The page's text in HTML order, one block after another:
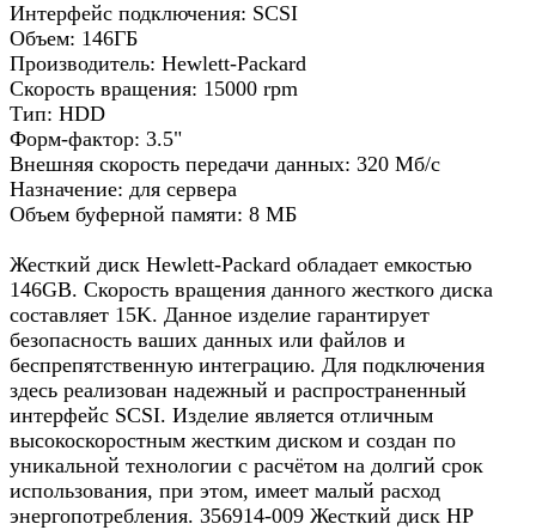
Интерфейс подключения: SCSI
Объем: 146ГБ
Производитель: Hewlett-Packard
Скорость вращения: 15000 rpm
Тип: HDD
Форм-фактор: 3.5"
Внешняя скорость передачи данных: 320 Мб/с
Назначение: для сервера
Объем буферной памяти: 8 МБ
Жесткий диск Hewlett-Packard обладает емкостью
146GB. Скорость вращения данного жесткого диска
составляет 15K. Данное изделие гарантирует
безопасность ваших данных или файлов и
беспрепятственную интеграцию. Для подключения
здесь реализован надежный и распространенный
интерфейс SCSI. Изделие является отличным
высокоскоростным жестким диском и создан по
уникальной технологии с расчётом на долгий срок
использования, при этом, имеет малый расход
энергопотребления. 356914-009 Жесткий диск HP